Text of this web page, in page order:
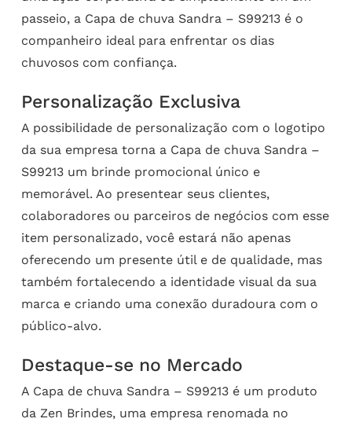
passeio, a Capa de chuva Sandra – S99213 é o
companheiro ideal para enfrentar os dias
chuvosos com confiança.
Personalização Exclusiva
A possibilidade de personalização com o logotipo
da sua empresa torna a Capa de chuva Sandra –
S99213 um brinde promocional único e
memorável. Ao presentear seus clientes,
colaboradores ou parceiros de negócios com esse
item personalizado, você estará não apenas
oferecendo um presente útil e de qualidade, mas
também fortalecendo a identidade visual da sua
marca e criando uma conexão duradoura com o
público-alvo.
Destaque-se no Mercado
A Capa de chuva Sandra – S99213 é um produto
da Zen Brindes, uma empresa renomada no